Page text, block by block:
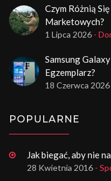
Czym Różnią
Marketowych?
1 Lipca 2026 -
Samsung
Egzemplarz?
18 Czerwca 2026
POPULARNE
Jak biegać, aby nie
28 Kwietnia 2016 -